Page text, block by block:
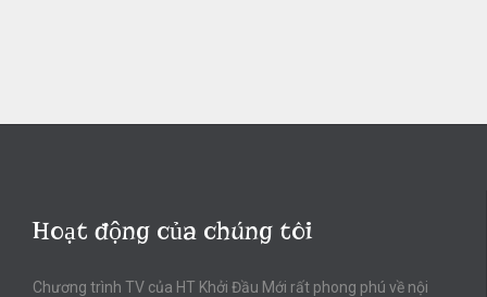
Hoạt động của chúng tôi
Chương trình TV của HT Khởi Đầu Mới rất phong phú về nội